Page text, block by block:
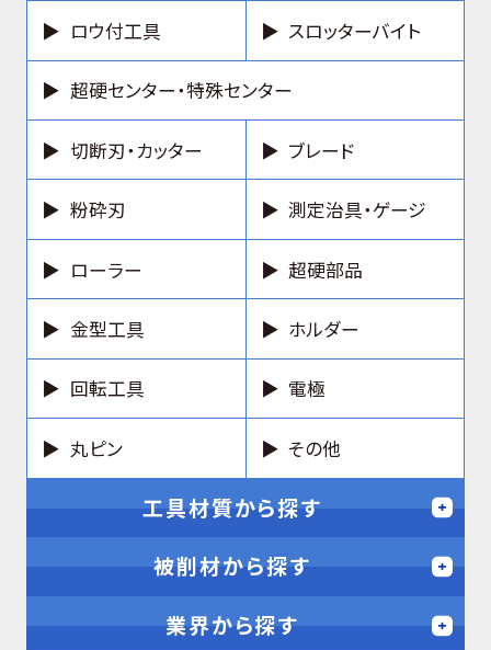
ロウ付工具 スロッターバイト
超硬センター・特殊センター
切断刃・カッター ブレード
粉砕刃 測定治具・ゲージ
ローラー 超硬部品
金型工具 ホルダー
回転工具 電極
丸ピン その他
工具材質から探す
被削材から探す
業界から探す